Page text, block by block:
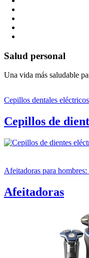
Salud personal
Una vida más saludable
Cepillos dentales
Cepillos de
Afeitadoras para
Afeitadoras